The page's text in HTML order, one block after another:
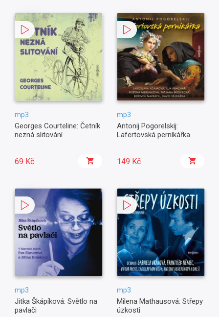
mp3
Georges Courteline: Četník
nezná slitování
69 Kč
mp3
Antonij Pogorelskij:
Lafertovská perníkářka
149 Kč
mp3
Jitka Škápíková: Světlo na
pavlači
mp3
Milena Mathausová: Střepy
úzkosti